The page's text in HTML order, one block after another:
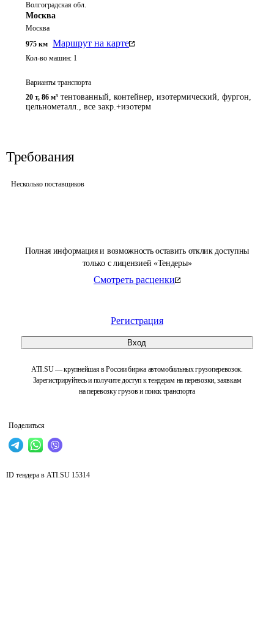
Полная информация и возможность оставить отклик доступны
только с лицензией «Тендеры»
Смотреть расценки
Регистрация
Вход
ATI.SU — крупнейшая в России биржа автомобильных грузоперевозок.
Зарегистрируйтесь и получите доступ к тендерам на перевозки, заявкам
на перевозку грузов и поиск транспорта
Поделиться
Волгоградская обл.
Москва
Москва
975 км Маршрут на карте
Кол-во машин: 1
Варианты транспорта
20 т, 86 м³ тентованный, контейнер, изотермический, фургон,
цельнометалл., все закр.+изотерм
Требования
Несколько поставщиков
ID тендера в ATI.SU 15314